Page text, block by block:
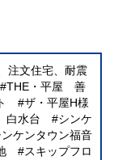
注文住宅、耐震
THE・平屋 善
ザ・平屋H様
水台
シンケ
ンケンタウン福音
スキップフロ